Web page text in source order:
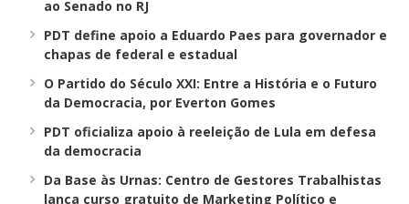
ao Senado no RJ
PDT define apoio a Eduardo Paes para governador e
chapas de federal e estadual
O Partido do Século XXI: Entre a História e o Futuro
da Democracia, por Everton Gomes
PDT oficializa apoio à reeleição de Lula em defesa
da democracia
Da Base às Urnas: Centro de Gestores Trabalhistas
lança curso gratuito de Marketing Político e